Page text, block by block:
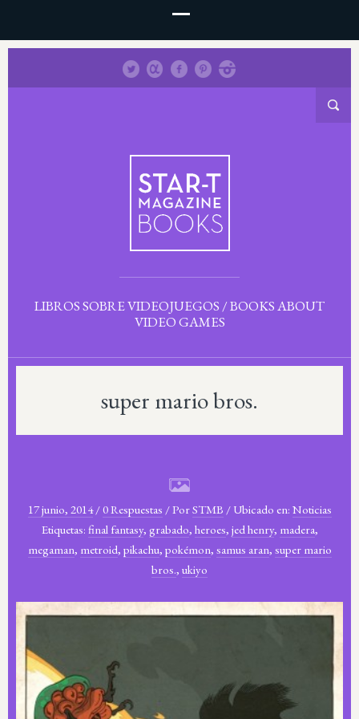
LIBROS SOBRE VIDEOJUEGOS / BOOKS ABOUT
VIDEO GAMES
super mario bros.
17 junio, 2014 /0 Respuestas /PorSTMB / Ubicado en: Noticias
Etiquetas: final fantasy, grabado, heroes, jed henry, madera,
megaman, metroid, pikachu, pokémon, samus aran, super mario
bros., ukiyo